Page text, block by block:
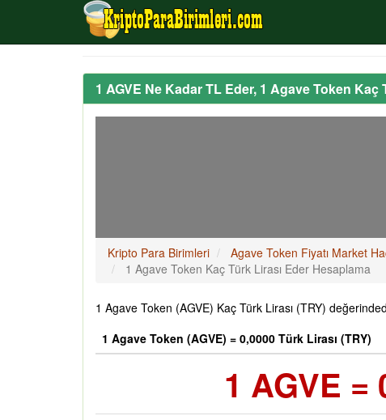
1 AGVE Ne Kadar TL Eder, 1 Agave Token Kaç
Kripto Para Birimleri
Agave Token Fiyatı Market
1 Agave Token Kaç Türk Lirası Eder Hesaplama
1 Agave Token (AGVE) Kaç Türk Lirası (TRY)
1 Agave Token (AGVE) = 0,0000 Türk Lirası (TRY)
1 AGVE =